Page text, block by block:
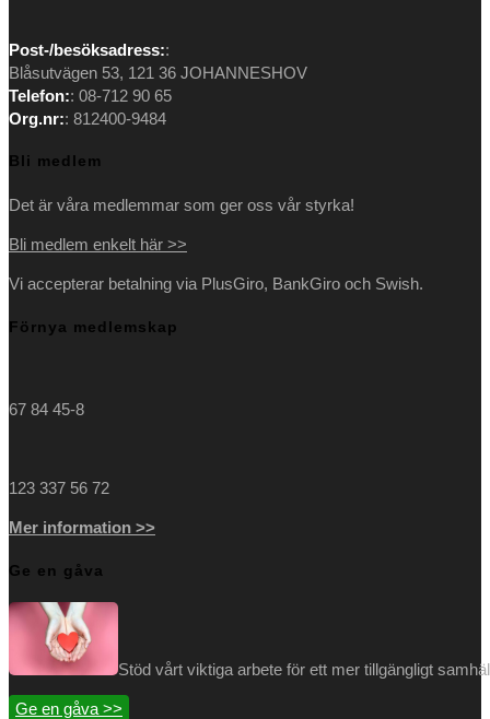
Opens
in
a
new
Opens
in
a
new
Opens
in
a
new
Opens
in
a
new
Post-/besöksadress::
Blåsutvägen 53, 121 36 JOHANNESHOV
Telefon:: 08-712 90 65
Org.nr:: 812400-9484
Bli medlem
Det är våra medlemmar som ger oss vår styrka!
Bli medlem enkelt här >>
Vi accepterar betalning via PlusGiro, BankGiro och Swish.
Förnya medlemskap
67 84 45-8
123 337 56 72
Mer information >>
Ge en gåva
Stöd vårt viktiga arbete för ett mer tillgängligt
Ge en gåva >>